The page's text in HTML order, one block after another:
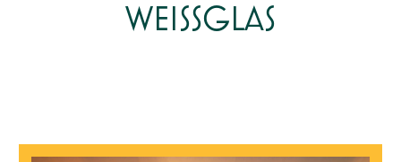
WEISSGLAS